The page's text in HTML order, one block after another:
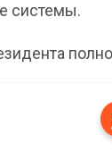
системы.